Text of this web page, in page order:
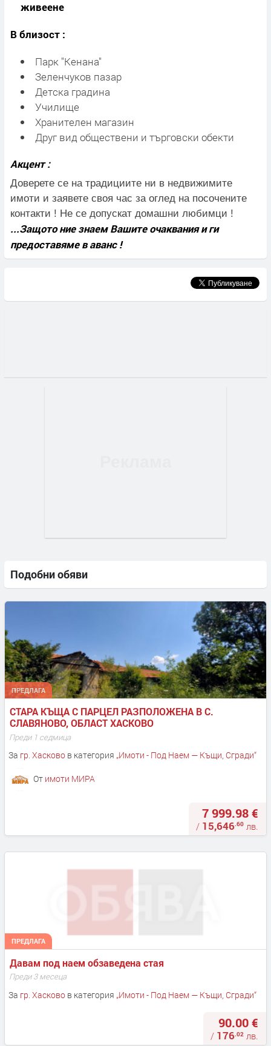
живеене
В близост :
Парк "Кенана"
Зеленчуков пазар
Детска градина
Училище
Хранителен магазин
Друг вид обществени и търговски обекти
Акцент :
Доверете се на традициите ни в недвижимите
имоти и заявете своя час за оглед на посочените
контакти ! Не се допускат домашни любимци !
...Защото ние знаем Вашите очаквания и ги
предоставяме в аванс !
Подобни обяви
ПРЕДЛАГА
СТАРА КЪЩА С ПАРЦЕЛ РАЗПОЛОЖЕНА В С.
СЛАВЯНОВО, ОБЛАСТ ХАСКОВО
Преди 1 седмица
За гр. Хасковов категория „Имоти - Под Наем — Къщи, Сгради“
От имоти МИРА
7 999.98 €
/ 15,646.60 лв.
ПРЕДЛАГА
Давам под наем обзаведена стая
Преди 3 месеца
За гр. Хасковов категория „Имоти - Под Наем — Къщи, Сгради“
90.00 €
/ 176.02 лв.